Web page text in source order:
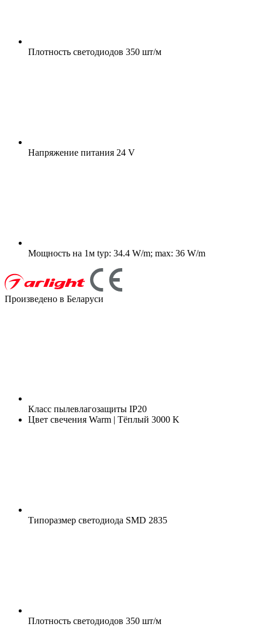
Плотность светодиодов 350 шт/м
Напряжение питания 24 V
Мощность на 1м typ: 34.4 W/m; max: 36 W/m
Произведено в Беларуси
Класс пылевлагозащиты IP20
Цвет свечения Warm | Тёплый 3000 K
Типоразмер светодиода SMD 2835
Плотность светодиодов 350 шт/м